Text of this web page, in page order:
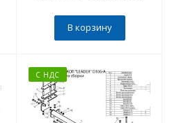
В корзину
С НДС